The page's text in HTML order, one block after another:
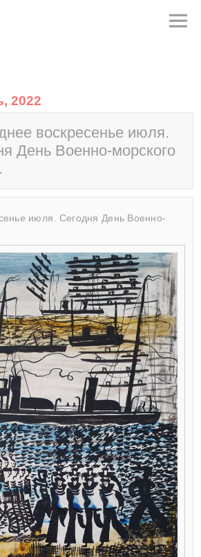
2022
воскресенье июля.
День Военно-морского
июля. Сегодня День Военно-